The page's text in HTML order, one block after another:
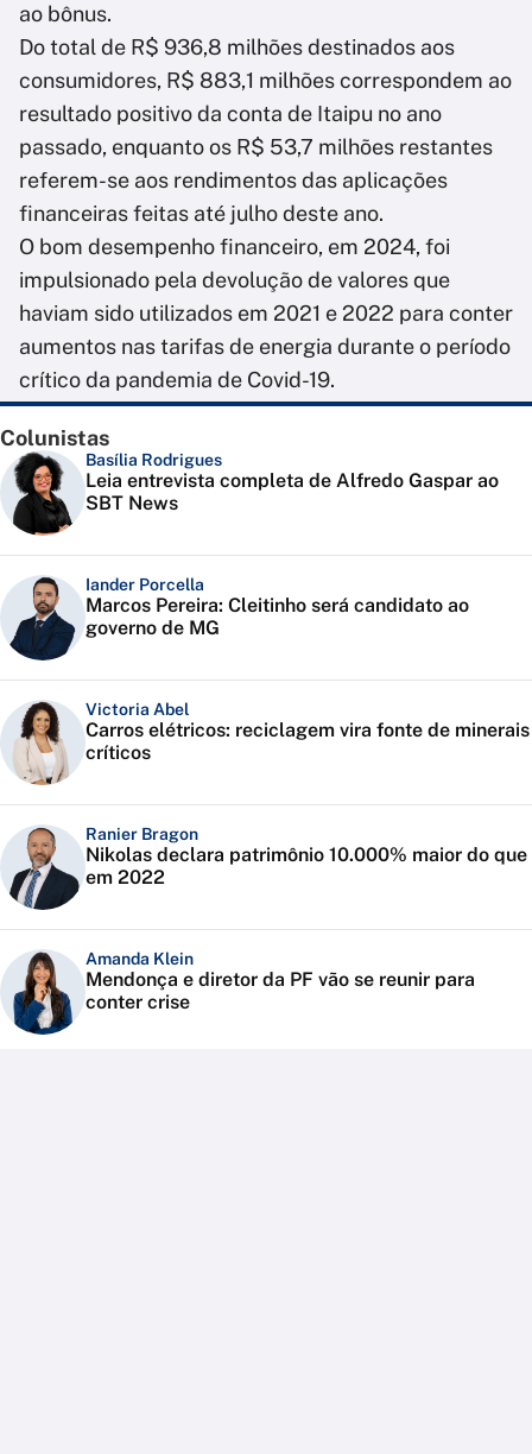
ao bônus.
Do total de R$ 936,8 milhões destinados aos
consumidores, R$ 883,1 milhões correspondem ao
resultado positivo da conta de Itaipu no ano
passado, enquanto os R$ 53,7 milhões restantes
referem-se aos rendimentos das aplicações
financeiras feitas até julho deste ano.
O bom desempenho financeiro, em 2024, foi
impulsionado pela devolução de valores que
haviam sido utilizados em 2021 e 2022 para conter
aumentos nas tarifas de energia durante o período
crítico da pandemia de Covid-19.
Colunistas
Basília Rodrigues
Leia entrevista completa de Alfredo Gaspar ao
SBT News
Iander Porcella
Marcos Pereira: Cleitinho será candidato ao
governo de MG
Victoria Abel
Carros elétricos: reciclagem vira fonte de minerais
críticos
Ranier Bragon
Nikolas declara patrimônio 10.000% maior do que
em 2022
Amanda Klein
Mendonça e diretor da PF vão se reunir para
conter crise